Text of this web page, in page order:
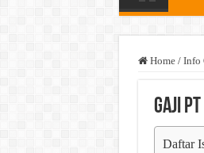
Home / Info
Gaji
Daftar